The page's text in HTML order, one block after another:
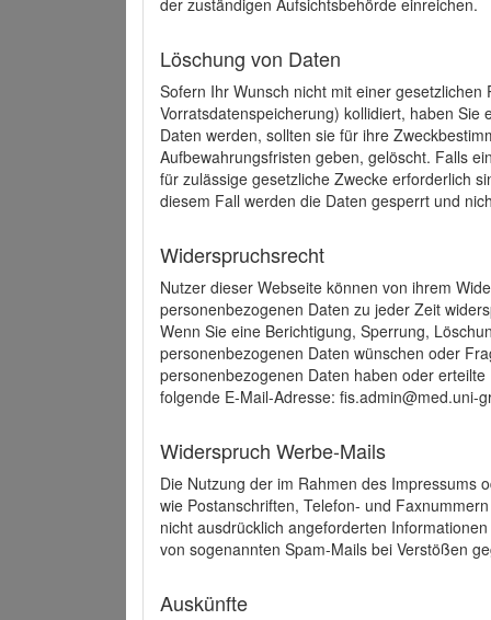
der zuständigen Aufsichtsbehörde einreichen.
Löschung von Daten
Sofern Ihr Wunsch nicht mit einer
Vorratsdatenspeicherung) kollidiert, haben
Daten werden, sollten sie für ihre
Aufbewahrungsfristen geben, gelöscht. Falls
für zulässige gesetzliche Zwecke erforderlich
diesem Fall werden die Daten gesperrt und
Widerspruchsrecht
Nutzer dieser Webseite können von ihrem
personenbezogenen Daten zu jeder Zeit
Wenn Sie eine Berichtigung, Sperrung,
personenbezogenen Daten wünschen oder
personenbezogenen Daten haben oder
folgende E-Mail-Adresse: fis.admin@med.uni-
Widerspruch Werbe-Mails
Die Nutzung der im Rahmen des Impressums
wie Postanschriften, Telefon- und
nicht ausdrücklich angeforderten
von sogenannten Spam-Mails bei Verstößen
Auskünfte